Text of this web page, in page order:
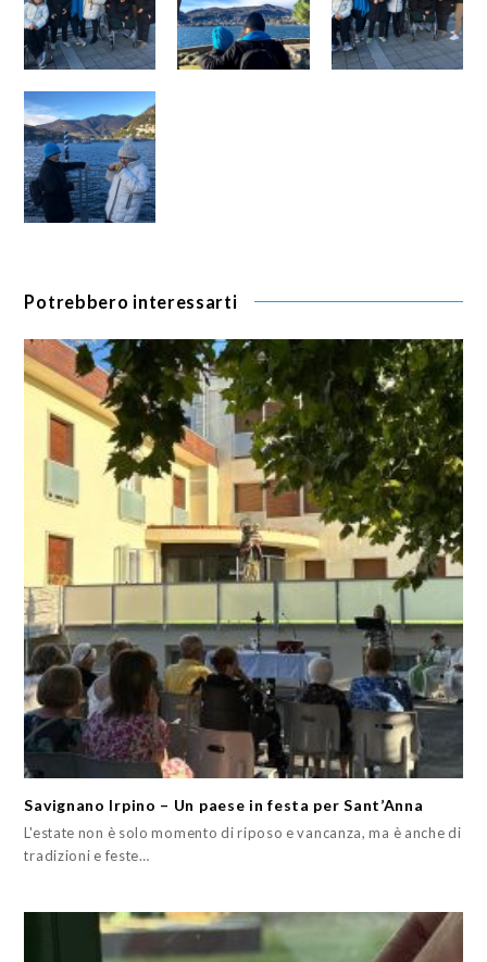
Potrebbero interessarti
Savignano Irpino – Un paese in festa per Sant’Anna
L'estate non è solo momento di riposo e vancanza, ma è anche di
tradizioni e feste…